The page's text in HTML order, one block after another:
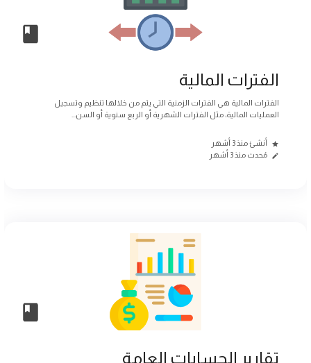
الفترات المالية
الفترات المالية هي الفترات الزمنية التي يتم من خلالها تنظيم وتسجيل
العمليات المالية، مثل الفترات الشهرية أو الربع سنوية أو السن...
أنشئ منذ 3 أشهر
مُحدث منذ 3 أشهر
تقارير الحسابات العامة